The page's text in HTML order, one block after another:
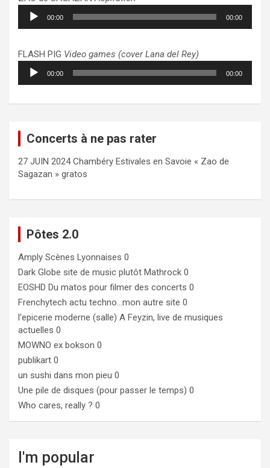
Lecteur
audio
00:00 00:00
FLASH PIG Video games (cover Lana del Rey)
Lecteur
audio
00:00 00:00
Concerts à ne pas rater
27 JUIN 2024 Chambéry Estivales en Savoie « Zao de
Sagazan » gratos
Pôtes 2.0
Amply Scènes Lyonnaises 0
Dark Globe site de music plutôt Mathrock 0
EOSHD Du matos pour filmer des concerts 0
Frenchytech actu techno…mon autre site 0
l'epicerie moderne (salle) A Feyzin, live de musiques
actuelles 0
MOWNO ex bokson 0
publikart 0
un sushi dans mon pieu 0
Une pile de disques (pour passer le temps) 0
Who cares, really ? 0
I'm popular